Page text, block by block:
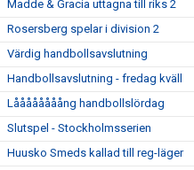
Madde & Gracia uttagna till riks 2
Rosersberg spelar i division 2
Värdig handbollsavslutning
Handbollsavslutning - fredag kväll
Låååååååång handbollslördag
Slutspel - Stockholmsserien
Huusko Smeds kallad till reg-läger